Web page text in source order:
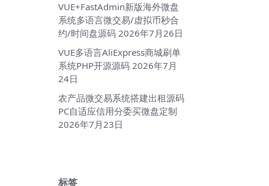
VUE+FastAdmin新版海外微盘
系统多语言微交易/虚拟币秒合
约/时间盘源码 2026年7月26日
VUE多语言AliExpress商城刷单
系统PHP开源源码 2026年7月
24日
农产品微交易系统搭建出租源码
PC自适应信用分委买微盘定制
2026年7月23日
标签